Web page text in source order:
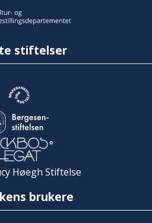
stiftelser
Høegh Stiftelse
brukere